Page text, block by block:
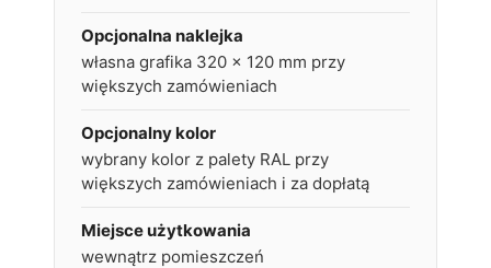
Opcjonalna naklejka
własna grafika 320 × 120 mm przy
większych zamówieniach
Opcjonalny kolor
wybrany kolor z palety RAL przy
większych zamówieniach i za dopłatą
Miejsce użytkowania
wewnątrz pomieszczeń